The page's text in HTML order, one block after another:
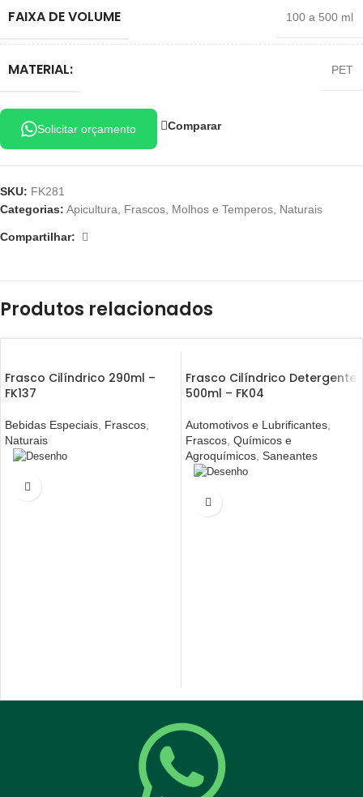
FAIXA DE VOLUME 100 a 500 ml
MATERIAL: PET
Solicitar orçamento Comparar
SKU: FK281
Categorias: Apicultura Frascos Molhos e Temperos Naturais
Compartilhar:
Produtos relacionados
Frasco Cilíndrico 290ml –
FK137
Bebidas Especiais Frascos
Naturais
Frasco Cilíndrico Detergente
500ml – FK04
Automotivos e Lubrificantes
Frascos Químicos e
Agroquímicos Saneantes